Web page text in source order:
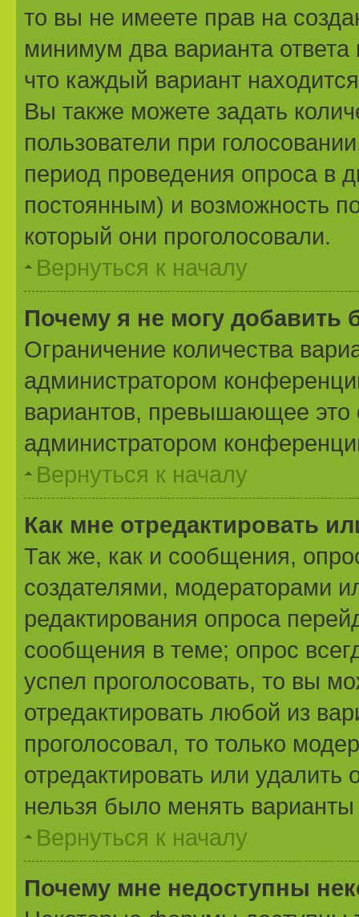
то вы не имеете прав на
минимум два варианта
что каждый вариант
Вы также можете задать
пользователи при
период проведения опроса в
постоянным) и возможность
который они проголосовали.
Вернуться к началу
Почему я не могу добавить
Ограничение количества
администратором
вариантов, превышающее это
администратором
Вернуться к началу
Как мне отредактировать
Так же, как и сообщения,
создателями, модераторами
редактирования опроса
сообщения в теме; опрос
успел проголосовать, то вы
отредактировать любой из
проголосовал, то только
отредактировать или
нельзя было менять
Вернуться к началу
Почему мне недоступны